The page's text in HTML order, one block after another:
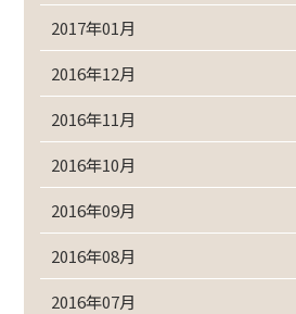
2017年01月
2016年12月
2016年11月
2016年10月
2016年09月
2016年08月
2016年07月